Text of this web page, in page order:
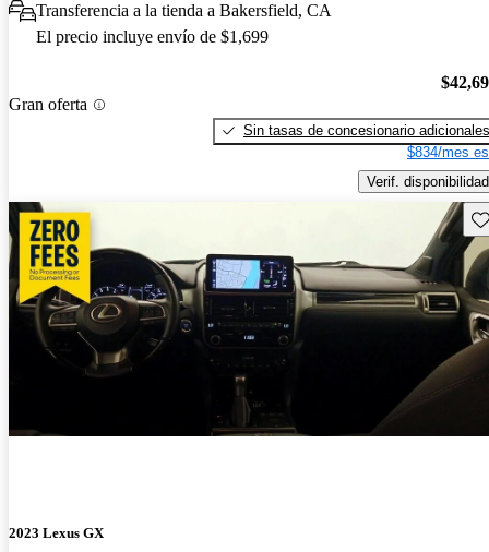
Transferencia a la tienda a Bakersfield, CA
El precio incluye envío de $1,699
Gran oferta
Sin tasas de concesionario adicionales
$834/mes
Verif. disponibilidad
2023 Lexus GX